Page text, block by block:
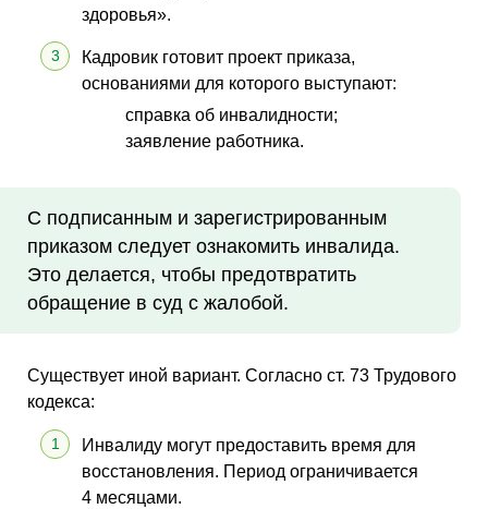
здоровья».
Кадровик готовит проект приказа,
основаниями для которого выступают:
справка об инвалидности;
заявление работника.
С подписанным и зарегистрированным
приказом следует ознакомить инвалида.
Это делается, чтобы предотвратить
обращение в суд с жалобой.
Существует иной вариант. Согласно ст. 73 Трудового
кодекса:
Инвалиду могут предоставить время для
восстановления. Период ограничивается
4 месяцами.